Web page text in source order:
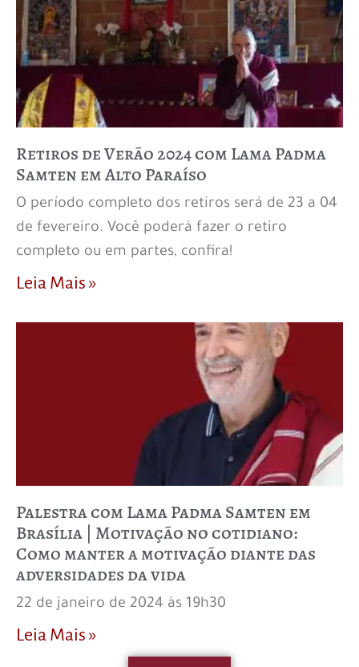
Retiros de Verão 2024 com Lama Padma
Samten em Alto Paraíso
O período completo dos retiros será de 23 a 04
de fevereiro. Você poderá fazer o retiro
completo ou em partes, confira!
Leia Mais »
Palestra com Lama Padma Samten em
Brasília | Motivação no cotidiano:
Como manter a motivação diante das
adversidades da vida
22 de janeiro de 2024 às 19h30
Leia Mais »